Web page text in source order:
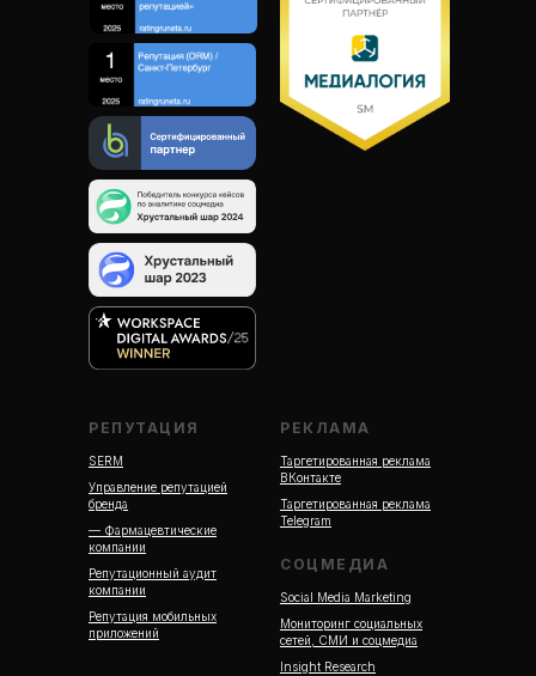
РЕКЛАМА
РЕПУТАЦИЯ
Таргетированная реклама
Telegram
Таргетированная реклама
ВКонтакте
СОЦМЕДИА
Управление репутацией
бренда
SERM
— Фармацевтические
компании
Репутационный аудит
компании
Репутация мобильных
приложений
Мониторинг социальных
сетей, СМИ и соцмедиа
Social Media Marketing
Insight Research